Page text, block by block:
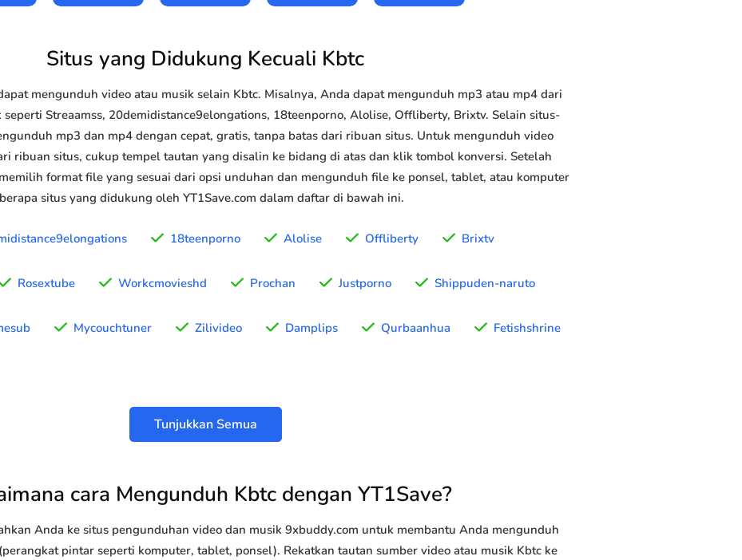
Situs yang Didukung Kecuali Kbtc
mengunduh video atau musik selain Kbtc. Misalnya, Anda dapat mengunduh mp3 atau mp4 dari
Streaamss, 20demidistance9elongations, 18teenporno, Alolise, Offliberty, Brixtv. Selain situs-
mp3 dan mp4 dengan cepat, gratis, tanpa batas dari ribuan situs. Untuk mengunduh video
ribuan situs, cukup tempel tautan yang disalin ke bidang di atas dan klik tombol konversi. Setelah
format file yang sesuai dari opsi unduhan dan mengunduh file ke ponsel, tablet, atau komputer
situs yang didukung oleh YT1Save.com dalam daftar di bawah ini.
18teenporno Alolise Offliberty Brixtv
Rosextube Workcmovieshd Prochan Justporno Shippuden-naruto
Mycouchtuner Zilivideo Damplips Qurbaanhua Fetishshrine
Tunjukkan Semua
cara Mengunduh Kbtc dengan YT1Save?
Anda ke situs pengunduhan video dan musik 9xbuddy.com untuk membantu Anda mengunduh
pintar seperti komputer, tablet, ponsel). Rekatkan tautan sumber video atau musik Kbtc ke